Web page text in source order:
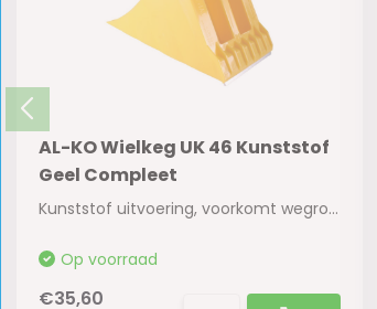
AL-KO Wielkeg UK 46 Kunststof
Geel Compleet
Kunststof uitvoering, voorkomt wegrollen op ee...
Op voorraad
€35,60